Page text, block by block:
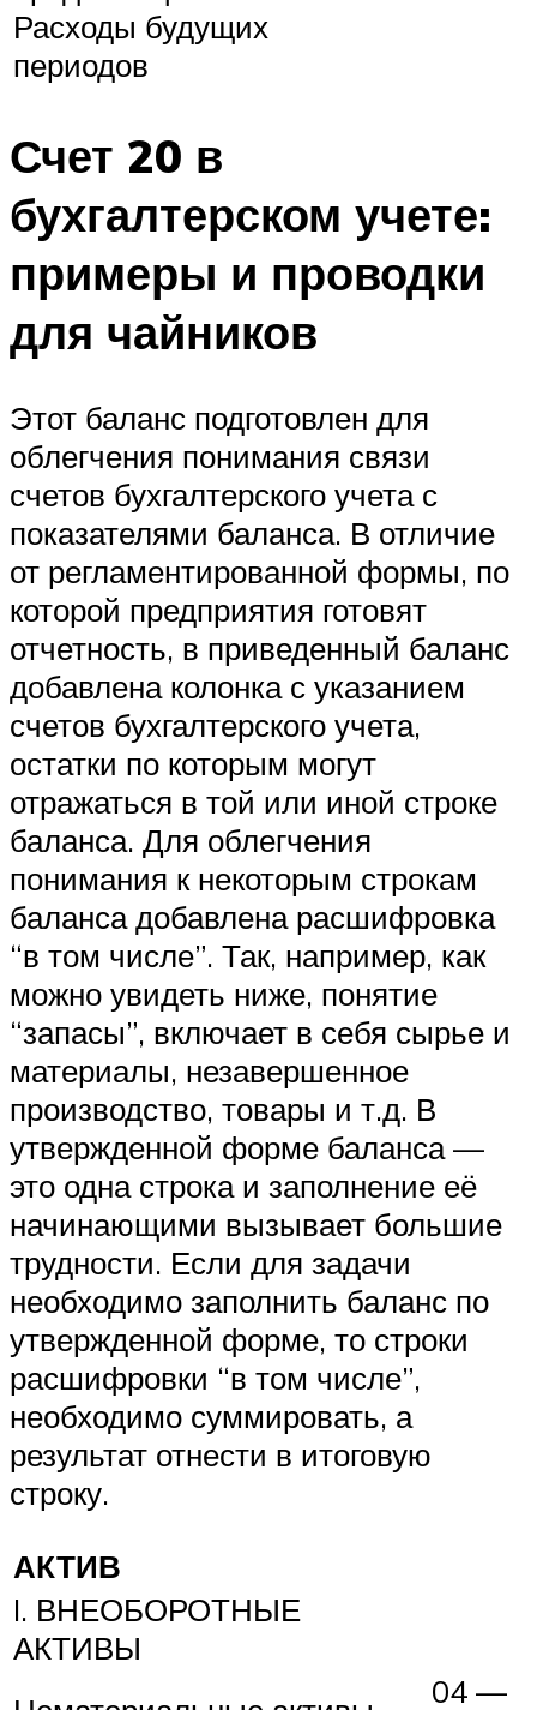
Расходы будущих
периодов
Счет 20 в
бухгалтерском учете:
примеры и проводки
для чайников
Этот баланс подготовлен для
облегчения понимания связи
счетов бухгалтерского учета с
показателями баланса. В отличие
от регламентированной формы, по
которой предприятия готовят
отчетность, в приведенный баланс
добавлена колонка с указанием
счетов бухгалтерского учета,
остатки по которым могут
отражаться в той или иной строке
баланса. Для облегчения
понимания к некоторым строкам
баланса добавлена расшифровка
“в том числе”. Так, например, как
можно увидеть ниже, понятие
“запасы”, включает в себя сырье и
материалы, незавершенное
производство, товары и т.д. В
утвержденной форме баланса —
это одна строка и заполнение её
начинающими вызывает большие
трудности. Если для задачи
необходимо заполнить баланс по
утвержденной форме, то строки
расшифровки “в том числе”,
необходимо суммировать, а
результат отнести в итоговую
строку.
АКТИВ
I. ВНЕОБОРОТНЫЕ
АКТИВЫ
04 —